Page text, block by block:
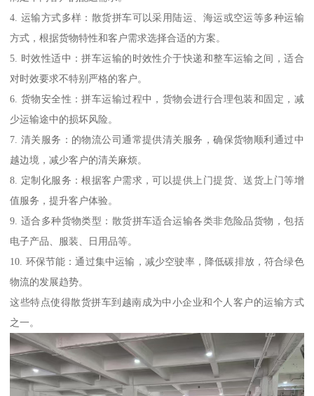
4. 运输方式多样：散货拼车可以采用陆运、海运或空运等多种运输
方式，根据货物特性和客户需求选择合适的方案。
5. 时效性适中：拼车运输的时效性介于快递和整车运输之间，适合
对时效要求不特别严格的客户。
6. 货物安全性：拼车运输过程中，货物会进行合理包装和固定，减
少运输途中的损坏风险。
7. 清关服务：的物流公司通常提供清关服务，确保货物顺利通过中
越边境，减少客户的清关麻烦。
8. 定制化服务：根据客户需求，可以提供上门提货、送货上门等增
值服务，提升客户体验。
9. 适合多种货物类型：散货拼车适合运输各类非危险品货物，包括
电子产品、服装、日用品等。
10. 环保节能：通过集中运输，减少空驶率，降低碳排放，符合绿色
物流的发展趋势。
这些特点使得散货拼车到越南成为中小企业和个人客户的运输方式
之一。